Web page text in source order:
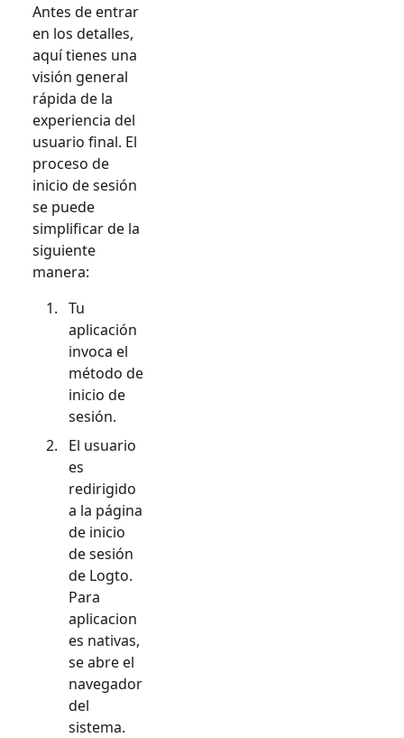
Antes de entrar
en los detalles,
aquí tienes una
visión general
rápida de la
experiencia del
usuario final. El
proceso de
inicio de sesión
se puede
simplificar de la
siguiente
manera:
Tu
aplicación
invoca el
método de
inicio de
sesión.
El usuario
es
redirigido
a la página
de inicio
de sesión
de Logto.
Para
aplicacion
es nativas,
se abre el
navegador
del
sistema.